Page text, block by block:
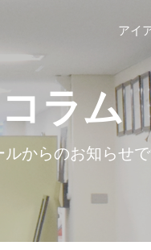
アイ
コラム
からのお知らせで